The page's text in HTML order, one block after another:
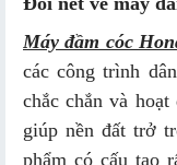
Máy đầm cóc
các công trình
chắc chắn và
giúp nền đất trở
phẩm có cấu tạo